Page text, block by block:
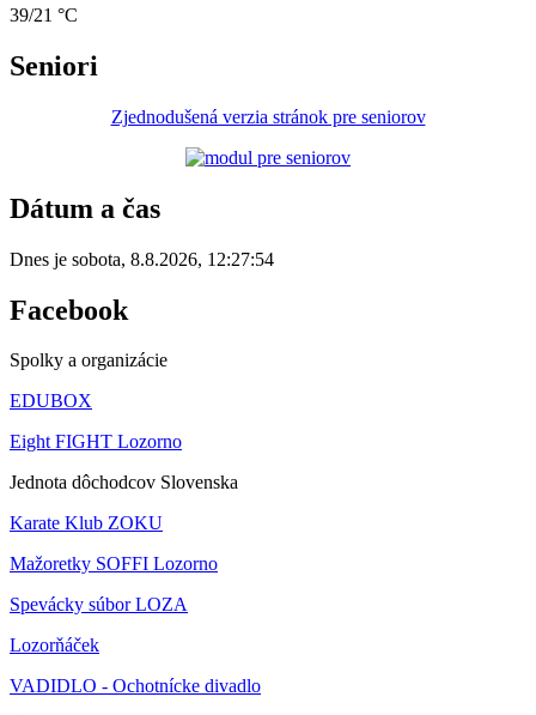
39/21 °C
Seniori
Zjednodušená verzia stránok pre seniorov
Dátum a čas
Dnes je sobota, 8.8.2026, 12:27:54
Facebook
Spolky a organizácie
EDUBOX
Eight FIGHT Lozorno
Jednota dôchodcov Slovenska
Karate Klub ZOKU
Mažoretky SOFFI Lozorno
Spevácky súbor LOZA
Lozorňáček
VADIDLO - Ochotnícke divadlo